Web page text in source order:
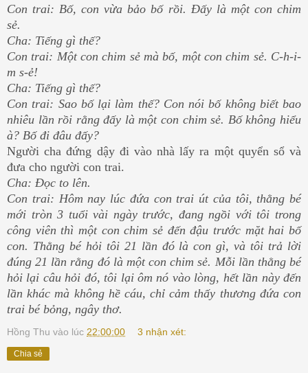
Con trai: Bố, con vừa bảo bố rồi. Đấy là một con chim
sẻ.
Cha: Tiếng gì thế?
Con trai: Một con chim sẻ mà bố, một con chim sẻ. C-h-i-
m s-ẻ!
Cha: Tiếng gì thế?
Con trai: Sao bố lại làm thế? Con nói bố không biết bao
nhiêu lần rồi rằng đấy là một con chim sẻ. Bố không hiểu
à? Bố đi đâu đấy?
Người cha đứng dậy đi vào nhà lấy ra một quyển sổ và
đưa cho người con trai.
Cha: Đọc to lên.
Con trai: Hôm nay lúc đứa con trai út của tôi, thằng bé
mới tròn 3 tuổi vài ngày trước, đang ngồi với tôi trong
công viên thì một con chim sẻ đến đậu trước mặt hai bố
con. Thằng bé hỏi tôi 21 lần đó là con gì, và tôi trả lời
đúng 21 lần rằng đó là một con chim sẻ. Mỗi lần thằng bé
hỏi lại câu hỏi đó, tôi lại ôm nó vào lòng, hết lần này đến
lần khác mà không hề cáu, chỉ cảm thấy thương đứa con
trai bé bỏng, ngây thơ.
Hồng Thu vào lúc 22:00:00 3 nhận xét:
Chia sẻ